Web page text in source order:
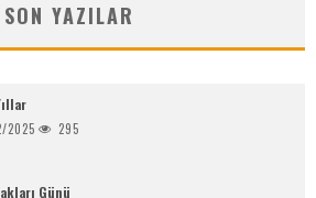
SON YAZILAR
2025 295
Günü